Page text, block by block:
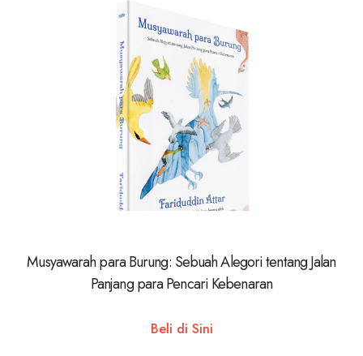
Musyawarah para Burung: Sebuah Alegori tentang Jalan
Panjang para Pencari Kebenaran
Beli di Sini